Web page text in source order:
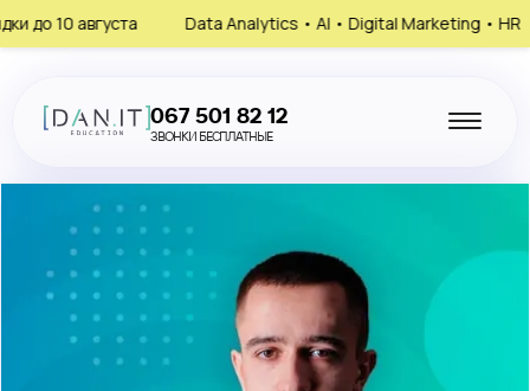
Data Analytics • AI • Digital Marketing • HR
067 501 82 12
ЗВОНКИ БЕСПЛАТНЫЕ